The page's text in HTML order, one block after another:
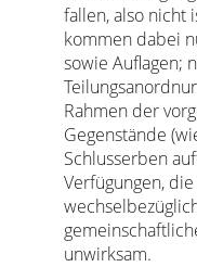
fallen, also nicht
kommen dabei
sowie Auflagen;
Rahmen der
Gegenstände
Schlusserben
Verfügungen,
unwirksam.